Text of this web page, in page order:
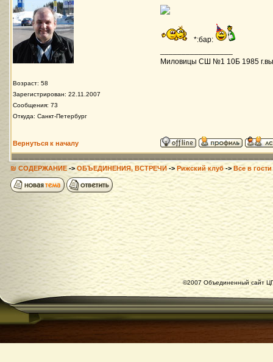
Возраст: 58
Зарегистрирован: 22.11.2007
Сообщения: 73
Откуда: Санкт-Петербург
*:бар:
Миловицы СШ №1 10Б 1985
Вернуться к началу
₪ СОДЕРЖАНИЕ-> ОБЪЕДИНЕНИЯ, ВСТРЕЧИ -> Рижский клуб-> Все в
©2007 Объединенный сайт